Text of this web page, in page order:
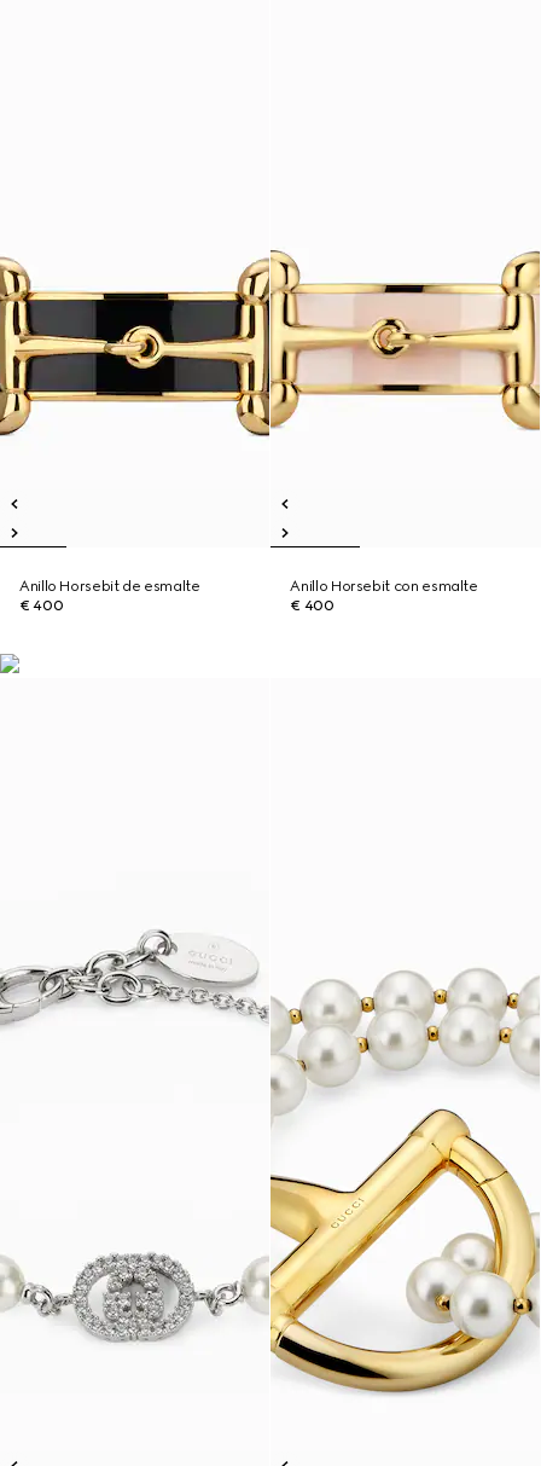
Anillo Horsebit de esmalte
€ 400
Anillo Horsebit con esmalte
€ 400